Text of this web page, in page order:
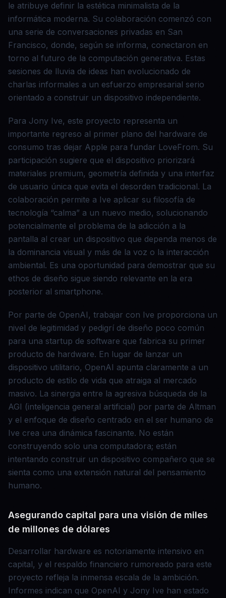
le atribuye definir la estética minimalista de la
informática moderna. Su colaboración comenzó con
una serie de conversaciones privadas en San
Francisco, donde, según se informa, conectaron en
torno al futuro de la computación generativa. Estas
sesiones de lluvia de ideas han evolucionado de
charlas informales a un esfuerzo empresarial serio
orientado a construir un dispositivo independiente.
Para Jony Ive, este proyecto representa un
importante regreso al primer plano del hardware de
consumo tras dejar Apple para fundar LoveFrom. Su
participación sugiere que el dispositivo priorizará
materiales premium, geometría definida y una interfaz
de usuario única que evita el desorden tradicional. La
colaboración permite a Ive aplicar su filosofía de
tecnología “calma” a un nuevo medio, solucionando
potencialmente el problema de la adicción a la
pantalla al crear un dispositivo que dependa menos de
la dominancia visual y más de la voz o la interacción
ambiental. Es una oportunidad para demostrar que su
ethos de diseño sigue siendo relevante en la era
posterior al smartphone.
Por parte de OpenAI, trabajar con Ive proporciona un
nivel de legitimidad y pedigrí de diseño poco común
para una startup de software que fabrica su primer
producto de hardware. En lugar de lanzar un
dispositivo utilitario, OpenAI apunta claramente a un
producto de estilo de vida que atraiga al mercado
masivo. La sinergia entre la agresiva búsqueda de la
AGI (inteligencia general artificial) por parte de Altman
y el enfoque de diseño centrado en el ser humano de
Ive crea una dinámica fascinante. No están
construyendo solo una computadora; están
intentando construir un dispositivo compañero que se
sienta como una extensión natural del pensamiento
humano.
Asegurando capital para una visión de miles
de millones de dólares
Desarrollar hardware es notoriamente intensivo en
capital, y el respaldo financiero rumoreado para este
proyecto refleja la inmensa escala de la ambición.
Informes indican que OpenAI y Jony Ive han estado